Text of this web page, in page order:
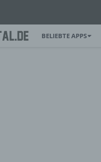
BELIEBTE APPS